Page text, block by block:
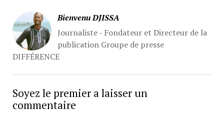
Bienvenu DJISSA
Journaliste - Fondateur et Directeur de la
publication Groupe de presse
DIFFÉRENCE
Soyez le premier a laisser un
commentaire